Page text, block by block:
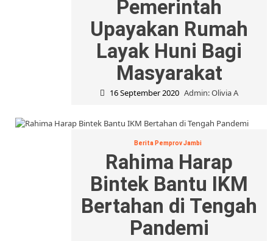
Pemerintah
Upayakan Rumah
Layak Huni Bagi
Masyarakat
16 September 2020 Admin: Olivia A
Berita Pemprov Jambi
Rahima Harap
Bintek Bantu IKM
Bertahan di Tengah
Pandemi